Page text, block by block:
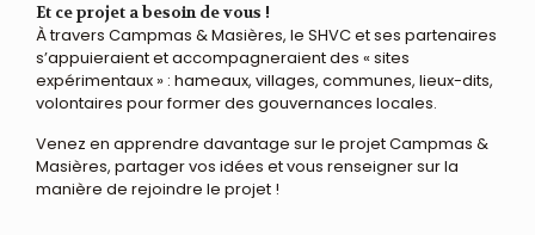
Et ce projet a besoin de vous !
À travers Campmas & Masières, le SHVC et ses partenaires
s’appuieraient et accompagneraient des « sites
expérimentaux » : hameaux, villages, communes, lieux-dits,
volontaires pour former des gouvernances locales.
Venez en apprendre davantage sur le projet Campmas &
Masières, partager vos idées et vous renseigner sur la
manière de rejoindre le projet !